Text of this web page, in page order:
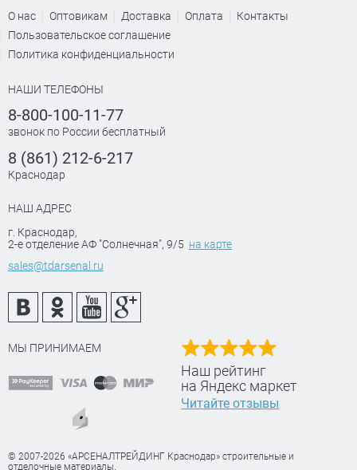
О нас Оптовикам Доставка Оплата
Контакты
Пользовательское соглашение
Политика конфиденциальности
НАШИ ТЕЛЕФОНЫ
8-800-100-11-77
звонок по России бесплатный
8 (861) 212-6-217
Краснодар
НАШ АДРЕС
г. Краснодар,
2-е отделение АФ "Солнечная", 9/5 на карте
sales@tdarsenal.ru
МЫ ПРИНИМАЕМ
Наш рейтинг
на Яндекс маркет
Читайте отзывы
© 2007-2026 «АРСЕНАЛТРЕЙДИНГ Краснодар» строительные и
отделочные материалы.